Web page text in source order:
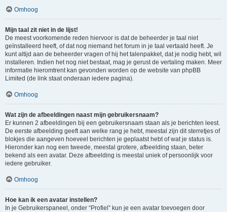
Omhoog
Mijn taal zit niet in de lijst!
De meest voorkomende reden hiervoor is dat de beheerder je taal niet
geïnstalleerd heeft, of dat nog niemand het forum in je taal vertaald heeft. Je
kunt altijd aan de beheerder vragen of hij het talenpakket, dat je nodig hebt, wil
installeren. Indien het nog niet bestaat, mag je gerust de vertaling maken. Meer
informatie hieromtrent kan gevonden worden op de website van phpBB
Limited (de link staat onderaan iedere pagina).
Omhoog
Wat zijn de afbeeldingen naast mijn gebruikersnaam?
Er kunnen 2 afbeeldingen bij een gebruikersnaam staan als je berichten leest.
De eerste afbeelding geeft aan welke rang je hebt, meestal zijn dit sterretjes of
blokjes die aangeven hoeveel berichten je geplaatst hebt of wat je status is.
Hieronder kan nog een tweede, meestal grotere, afbeelding staan, beter
bekend als een avatar. Deze afbeelding is meestal uniek of persoonlijk voor
iedere gebruiker.
Omhoog
Hoe kan ik een avatar instellen?
In je Gebruikerspaneel, onder “Profiel” kun je een avatar toevoegen door